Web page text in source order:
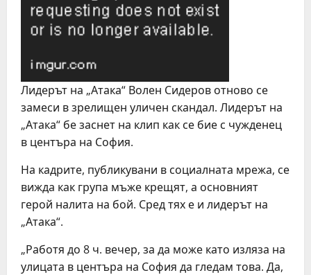
Лидерът на „Атака“ Волен Сидеров отново се
замеси в зрелищен уличен скандал. Лидерът на
„Атака“ бе заснет на клип как се бие с чужденец
в центъра на София.
На кадрите, публикувани в социалната мрежа, се
вижда как група мъже крещят, а основният
герой налита на бой. Сред тях е и лидерът на
„Атака“.
„Работя до 8 ч. вечер, за да може като изляза на
улицата в центъра на София да гледам това. Да,